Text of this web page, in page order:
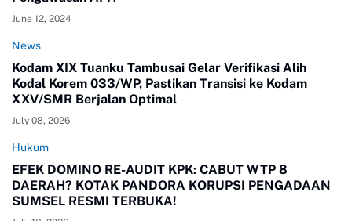
June 12, 2024
News
Kodam XIX Tuanku Tambusai Gelar Verifikasi Alih
Kodal Korem 033/WP, Pastikan Transisi ke Kodam
XXV/SMR Berjalan Optimal
July 08, 2026
Hukum
EFEK DOMINO RE-AUDIT KPK: CABUT WTP 8
DAERAH? KOTAK PANDORA KORUPSI PENGADAAN
SUMSEL RESMI TERBUKA!